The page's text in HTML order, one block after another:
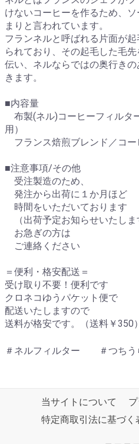
けないコーヒーを作るため、
まりと言われています。
フランネルと呼ばれる片面が
られており、その起毛した毛
伝い、ネルならではの奥行き
きます。
■内容量
布製(ネル)コーヒーフィルタ
用）
フランス焙煎ブレンド／コー
■注意事項/その他
受注製造のため、
発注から出荷に１か月ほど
時間をいただいております
（出荷予定お知らせいたしま
お急ぎの方は
ご連絡ください
＝便利・格安配送＝
受け取り不要！便利です
クロネコゆうパケット便で
配送いたしますので
送料が格安です。（送料￥350）
＃ネルフィルター ＃つちう
当サイトについて
特定商取引法に基づく